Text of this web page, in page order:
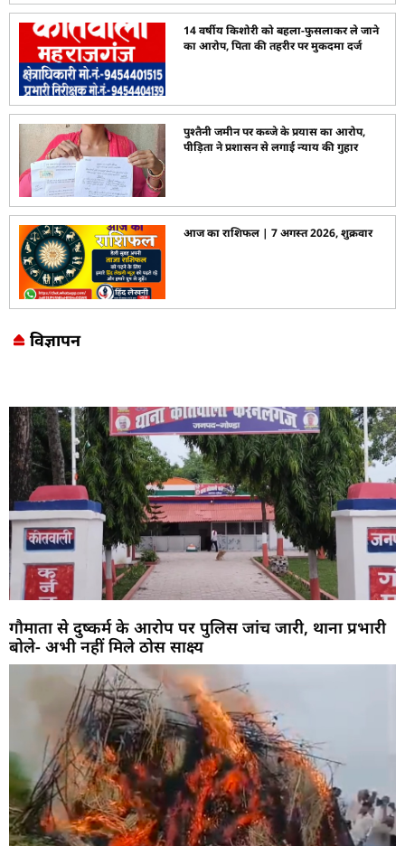
14 वर्षीय किशोरी को बहला-फुसलाकर ले जाने
का आरोप, पिता की तहरीर पर मुकदमा दर्ज
पुश्तैनी जमीन पर कब्जे के प्रयास का आरोप,
पीड़िता ने प्रशासन से लगाई न्याय की गुहार
आज का राशिफल | 7 अगस्त 2026, शुक्रवार
विज्ञापन
गौमाता से दुष्कर्म के आरोप पर पुलिस जांच जारी, थाना प्रभारी
बोले- अभी नहीं मिले ठोस साक्ष्य